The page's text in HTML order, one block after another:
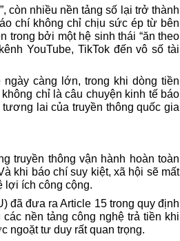
còn nhiều nền tảng số lại trở thành
chí không chỉ chịu sức ép từ bên
trong bởi một hệ sinh thái “ăn theo
YouTube, TikTok đến vô số tài
càng lớn, trong khi dòng tiền
chỉ là câu chuyện kinh tế báo
lai của truyền thông quốc gia
truyền thông vận hành hoàn toàn
khi báo chí suy kiệt, xã hội sẽ mất
lợi ích công cộng.
đã đưa ra Article 15 trong quy định
nền tảng công nghệ trả tiền khi
ngoặt tư duy rất quan trọng.